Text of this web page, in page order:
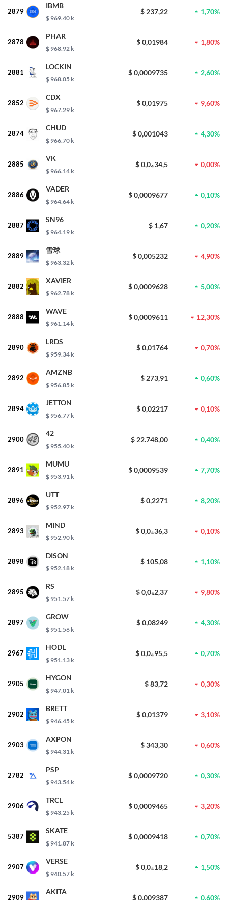
2879
IBMB
$ 969.40 k
$ 237,22 1,70%
2878
PHAR
$ 968.92 k
$ 0,01984 1,80%
2881
LOCKIN
$ 968.05 k
$ 0,0009735 2,60%
2852
CDX
$ 967.29 k
$ 0,01975 9,60%
2874
CHUD
$ 966.70 k
$ 0,001043 4,30%
2885
VK
$ 966.14 k
$ 0,0₄34,5 0,00%
2886
VADER
$ 964.64 k
$ 0,0009677 0,10%
2887
SN96
$ 964.19 k
$ 1,67 0,20%
2889
雪球
$ 963.32 k
$ 0,005232 4,90%
2882
XAVIER
$ 962.78 k
$ 0,0009628 5,00%
2888
WAVE
$ 961.14 k
$ 0,0009611 12,30%
2890
LRDS
$ 959.34 k
$ 0,01764 0,70%
2892
AMZNB
$ 956.85 k
$ 273,91 0,60%
2894
JETTON
$ 956.77 k
$ 0,02217 0,10%
2900
42
$ 955.40 k
$ 22.748,00 0,40%
2891
MUMU
$ 953.91 k
$ 0,0009539 7,70%
2896
UTT
$ 952.97 k
$ 0,2271 8,20%
2893
MIND
$ 952.90 k
$ 0,0₄36,3 0,10%
2898
DISON
$ 952.18 k
$ 105,08 1,10%
2895
RS
$ 951.57 k
$ 0,0₆2,37 9,80%
2897
GROW
$ 951.56 k
$ 0,08249 4,30%
2967
HODL
$ 951.13 k
$ 0,0₄95,5 0,70%
2905
HYGON
$ 947.01 k
$ 83,72 0,30%
2902
BRETT
$ 946.45 k
$ 0,01379 3,10%
2903
AXPON
$ 944.31 k
$ 343,30 0,60%
2782
PSP
$ 943.54 k
$ 0,0009720 0,30%
2906
TRCL
$ 943.25 k
$ 0,0009465 3,20%
5387
SKATE
$ 941.87 k
$ 0,0009418 0,70%
2907
VERSE
$ 940.57 k
$ 0,0₄18,2 1,50%
2909
AKITA
$ 0,009387 0,60%